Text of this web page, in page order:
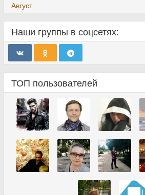
Август
Наши группы в соцсетях:
ТОП пользователей